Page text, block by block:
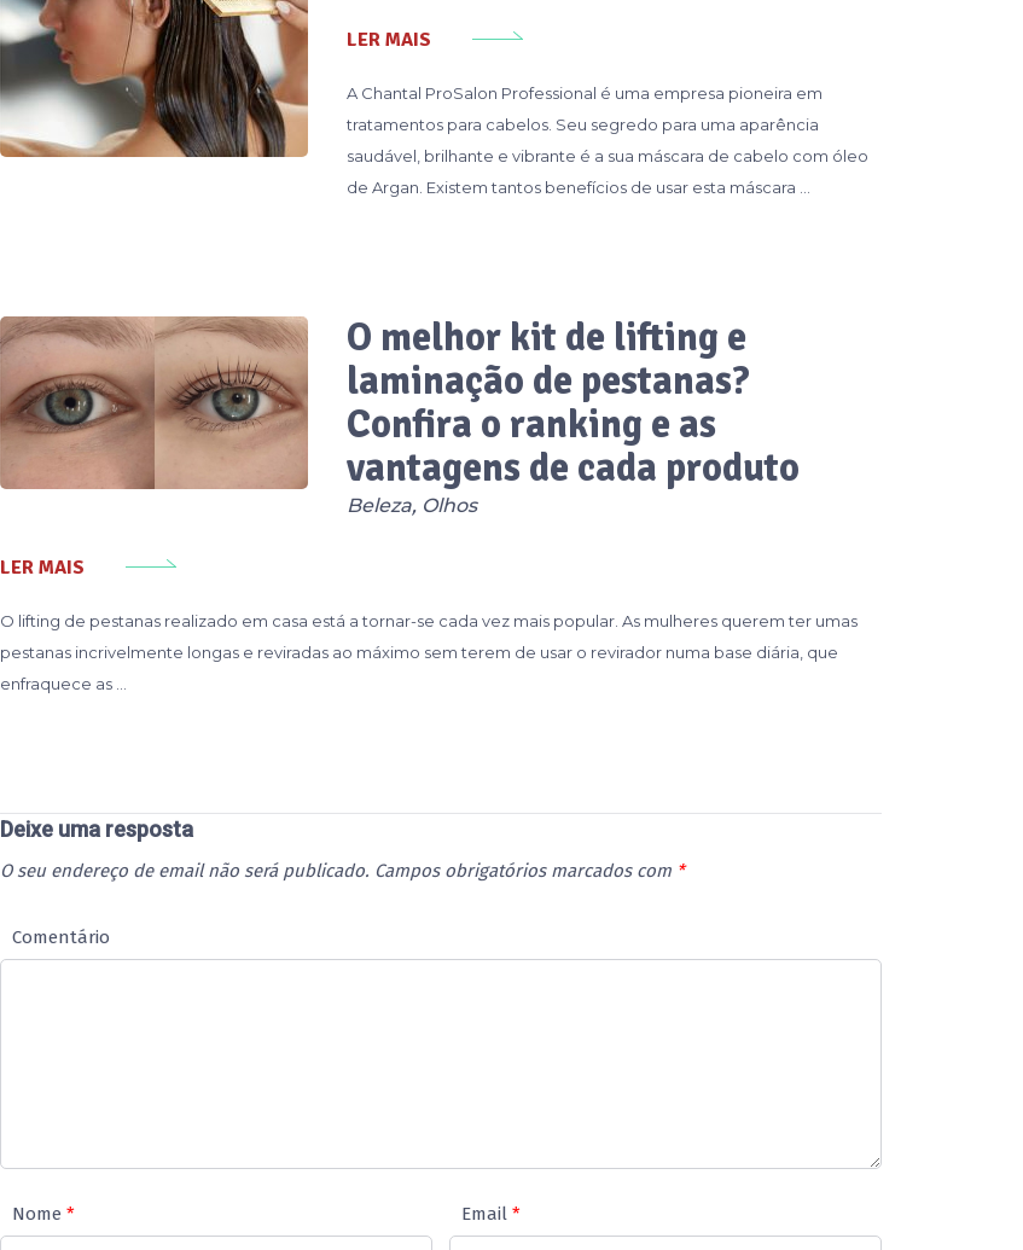
LER MAIS
A Chantal ProSalon Professional é uma empresa pioneira em
tratamentos para cabelos. Seu segredo para uma aparência
saudável, brilhante e vibrante é a sua máscara de cabelo com óleo
de Argan. Existem tantos benefícios de usar esta máscara …
O melhor kit de lifting e
laminação de pestanas?
Confira o ranking e as
vantagens de cada produto
Beleza, Olhos
LER MAIS
O lifting de pestanas realizado em casa está a tornar-se cada vez mais popular. As mulheres querem ter umas
pestanas incrivelmente longas e reviradas ao máximo sem terem de usar o revirador numa base diária, que
enfraquece as …
Deixe uma resposta
O seu endereço de email não será publicado. Campos obrigatórios marcados com *
Comentário
Nome * Email *